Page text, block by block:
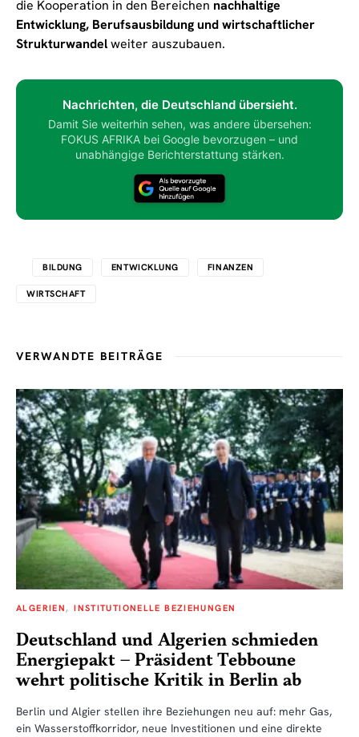
die Kooperation in den Bereichen nachhaltige
Entwicklung, Berufsausbildung und wirtschaftlicher
Strukturwandelweiter auszubauen.
Nachrichten, die Deutschland übersieht.
Damit Sie weiterhin sehen, was andere übersehen:
FOKUS AFRIKA bei Google bevorzugen – und
unabhängige Berichterstattung stärken.
BILDUNG ENTWICKLUNG FINANZEN
WIRTSCHAFT
VERWANDTE BEITRÄGE
ALGERIEN INSTITUTIONELLE BEZIEHUNGEN
Deutschland und Algerien schmieden
Energiepakt – Präsident Tebboune
wehrt politische Kritik in Berlin ab
Berlin und Algier stellen ihre Beziehungen neu auf: mehr Gas,
ein Wasserstoffkorridor, neue Investitionen und eine direkte